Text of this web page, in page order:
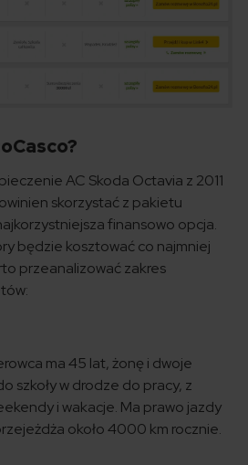
AC Skoda Octavia z 2011
skorzystać z pakietu
finansowo opcja.
będzie kosztować co najmniej
przeanalizować zakres
ma 45 lat, żonę i dwoje
szkoły w drodze do pracy, z
i wakacje. Ma prawo jazdy
około 4000 km rocznie.